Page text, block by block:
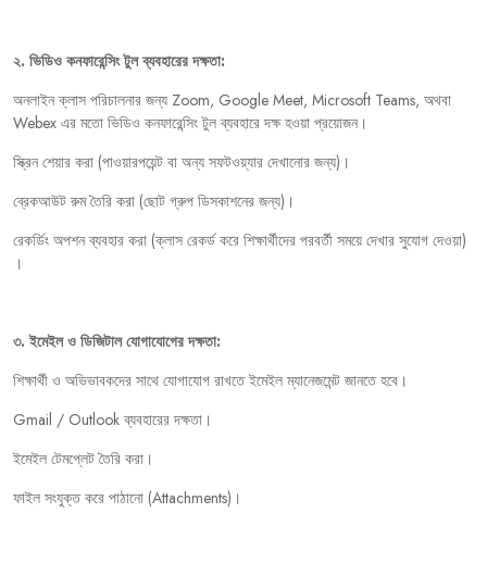
২. ভিডিও কনফারেন্সিং টুল ব্যবহারের দক্ষতা:
অনলাইন ক্লাস পরিচালনার জন্য Zoom, Google Meet, Microsoft Teams, অথবা
Webex এর মতো ভিডিও কনফারেন্সিং টুল ব্যবহারে দক্ষ হওয়া প্রয়োজন।
স্ক্রিন শেয়ার করা (পাওয়ারপয়েন্ট বা অন্য সফটওয়্যার দেখানোর জন্য) ।
ব্রেকআউট রুম তৈরি করা (ছোট গ্রুপ ডিসকাশনের জন্য) ।
রেকর্ডিং অপশন ব্যবহার করা (ক্লাস রেকর্ড করে শিক্ষার্থীদের পরবর্তী সময়ে দেখার সুযোগ দেওয়া)
।
৩.ইমেইল ও ডিজিটাল যোগাযোগের দক্ষতা:
শিক্ষার্থী ও অভিভাবকদের সাথে যোগাযোগ রাখতে ইমেইল ম্যানেজমেন্ট জানতে হবে।
Gmail / Outlookব্যবহারের দক্ষতা।
ইমেইল টেমপ্লেট তৈরি করা।
ফাইল সংযুক্ত করে পাঠানো (Attachments) ।